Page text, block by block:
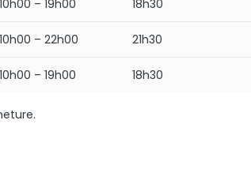
10h00 – 19h00 18h30
10h00 – 22h00 21h30
10h00 – 19h00 18h30